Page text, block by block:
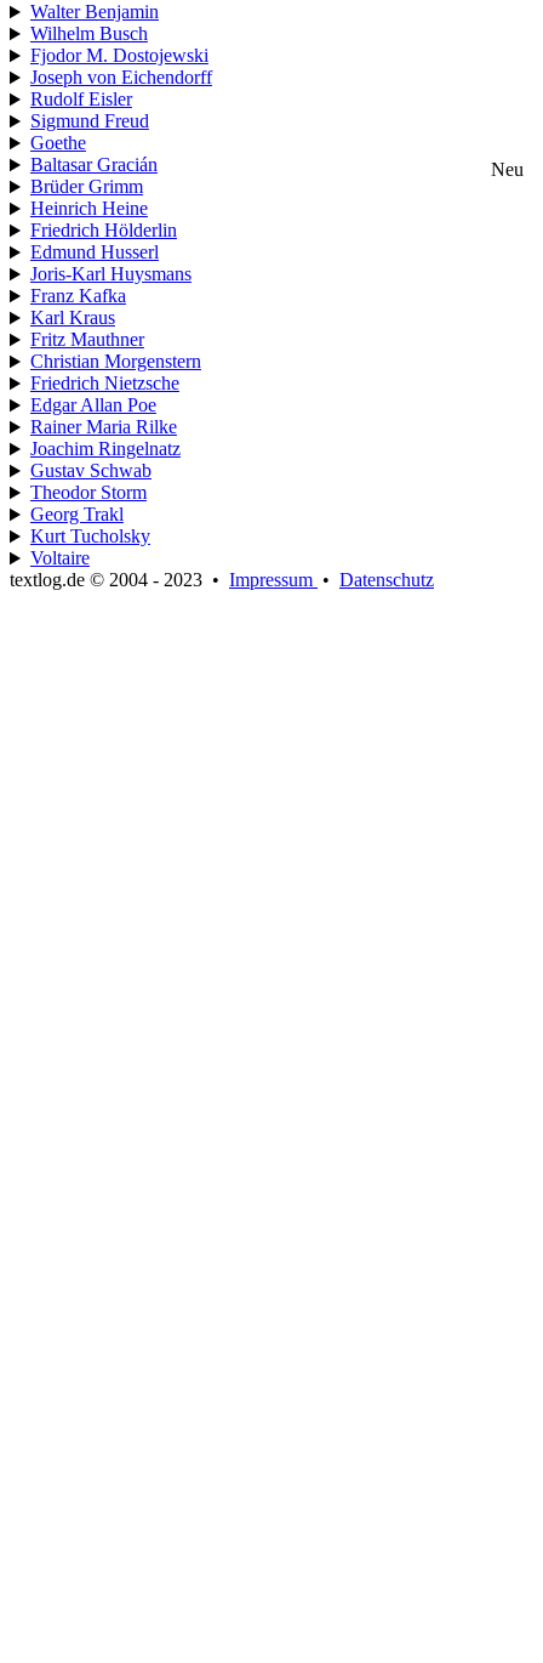
Walter Benjamin
Wilhelm Busch
Fjodor M. Dostojewski
Joseph von Eichendorff
Rudolf Eisler
Sigmund Freud
Goethe
Baltasar Gracián
Neu
Brüder Grimm
Heinrich Heine
Friedrich Hölderlin
Edmund Husserl
Joris-Karl Huysmans
Franz Kafka
Karl Kraus
Fritz Mauthner
Christian Morgenstern
Friedrich Nietzsche
Edgar Allan Poe
Rainer Maria Rilke
Joachim Ringelnatz
Gustav Schwab
Theodor Storm
Georg Trakl
Kurt Tucholsky
Voltaire
textlog.de © 2004 - 2023 • Impressum • Datenschutz